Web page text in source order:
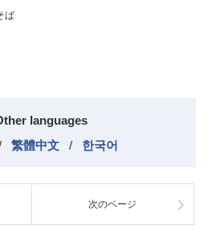
ば
languages
繁體中文 / 한국어
次のページ